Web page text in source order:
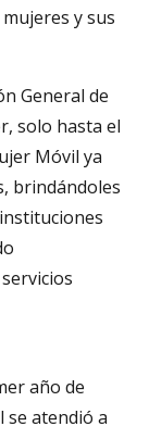
y sus
General de
solo hasta el
Móvil ya
brindándoles
año de
se atendió a